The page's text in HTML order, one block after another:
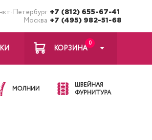
Петербург +7 (812) 655-67-41
Москва +7 (495) 982-51-68
0
КОРЗИНА
МОЛНИИ
ШВЕЙНАЯ
ФУРНИТУРА